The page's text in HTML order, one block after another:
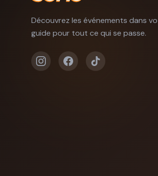
Découvrez les événements dans
guide pour tout ce qui se passe.